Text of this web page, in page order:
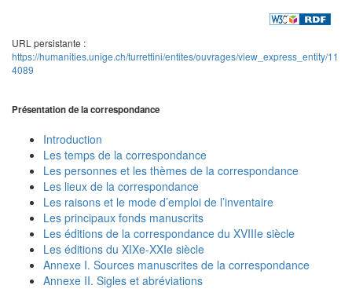
URL persistante :
https://humanities.unige.ch/turrettini/entites/ouvrages/view_express_entity/11
4089
Présentation de la correspondance
Introduction
Les temps de la correspondance
Les personnes et les thèmes de la correspondance
Les lieux de la correspondance
Les raisons et le mode d’emploi de l’inventaire
Les principaux fonds manuscrits
Les éditions de la correspondance du XVIIIe siècle
Les éditions du XIXe-XXIe siècle
Annexe I. Sources manuscrites de la correspondance
Annexe II. Sigles et abréviations